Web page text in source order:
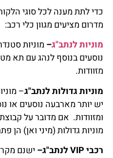
כדי לתת מענה לכל סוגי
מדרום מציעים מגוון כלי רכב:
מוניות לנתב"ג– מוניות
נוסעים בנוסף לנהג עם תא
מזוודות.
מוניות גדולות לנתב"ג–
יש יותר מארבעה נוסעים או
ומזוודות. אם מדובר על
מוניות גדולות (מיני ואן) הן
רכבי VIP לנתב"ג–
ישנם